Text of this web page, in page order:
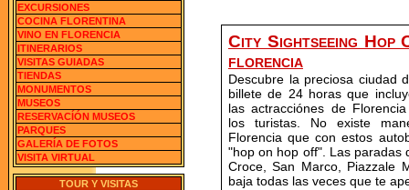
EXCURSIONES
COCINA FLORENTINA
VINO EN FLORENCIA
ITINERARIOS
VISITAS GUIADAS
TIENDAS
MONUMENTOS
MUSEOS
RESERVACÍÓN MUSEOS
PARQUES
GALERÍA DE FOTOS
VISITA VIRTUAL
TOUR Y VISITAS
City Sightseeing Hop
florencia
Descubre la preciosa ciudad
billete de 24 horas que
las actracciónes de
los turistas. No existe
Florencia que con estos
"hop on hop off". Las paradas
Croce, San Marco, Piazzale
baja todas las veces que te